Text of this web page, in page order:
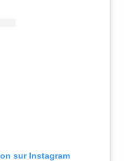
sur Instagram